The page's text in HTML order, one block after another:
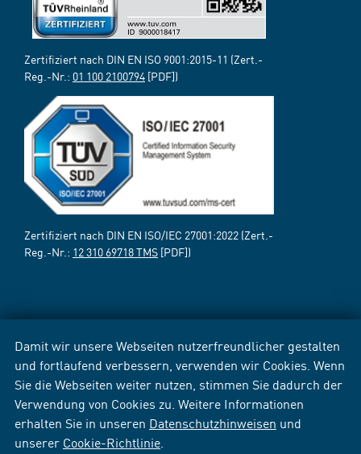
Damit wir unsere Webseiten nutzerfreundlicher gestalten
und fortlaufend verbessern, verwenden wir Cookies. Wenn
Sie die Webseiten weiter nutzen, stimmen Sie dadurch der
Verwendung von Cookies zu. Weitere Informationen
erhalten Sie in unseren Datenschutzhinweisen und
unserer Cookie-Richtlinie
Zertifiziert nach DIN EN ISO 9001:2015-11 (Zert.-
Reg.-Nr.: 01 100 2100794 [PDF])
Zertifiziert nach DIN EN ISO/IEC 27001:2022 (Zert.-
Reg.-Nr.: 12 310 69718 TMS [PDF])